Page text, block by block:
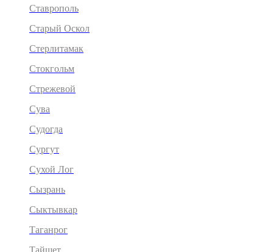
Ставрополь
Старый Оскол
Стерлитамак
Стокгольм
Стрежевой
Сува
Судогда
Сургут
Сухой Лог
Сызрань
Сыктывкар
Таганрог